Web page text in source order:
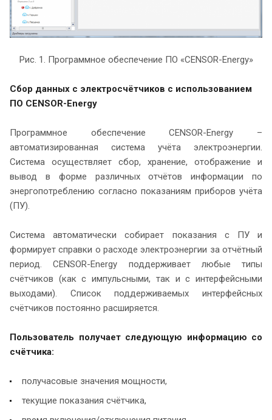
Рис. 1. Программное обеспечение ПО «CENSOR-Energy»
Сбор данных с электросчётчиков с использованием
ПО CENSOR-Energy
Программное обеспечение CENSOR-Energy –
автоматизированная система учёта электроэнергии.
Система осуществляет сбор, хранение, отображение и
вывод в форме различных отчётов информации по
энергопотреблению согласно показаниям приборов учёта
(ПУ).
Система автоматически собирает показания с ПУ и
формирует справки о расходе электроэнергии за отчётный
период. CENSOR-Energy поддерживает любые типы
счётчиков (как с импульсными, так и с интерфейсными
выходами). Список поддерживаемых интерфейсных
счётчиков постоянно расширяется.
Пользователь получает следующую информацию со
счётчика:
получасовые значения мощности,
текущие показания счётчика,